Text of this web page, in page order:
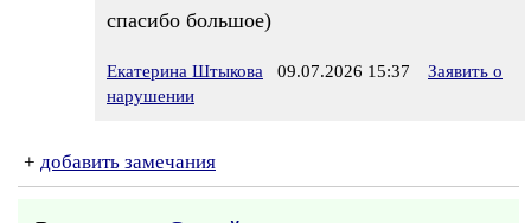
спасибо большое)
Екатерина Штыкова 09.07.2026 15:37
Заявить о
нарушении
+ добавить замечания